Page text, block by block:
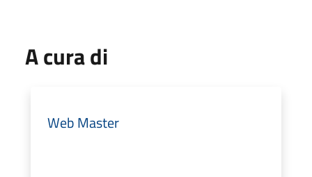
A cura di
Web Master